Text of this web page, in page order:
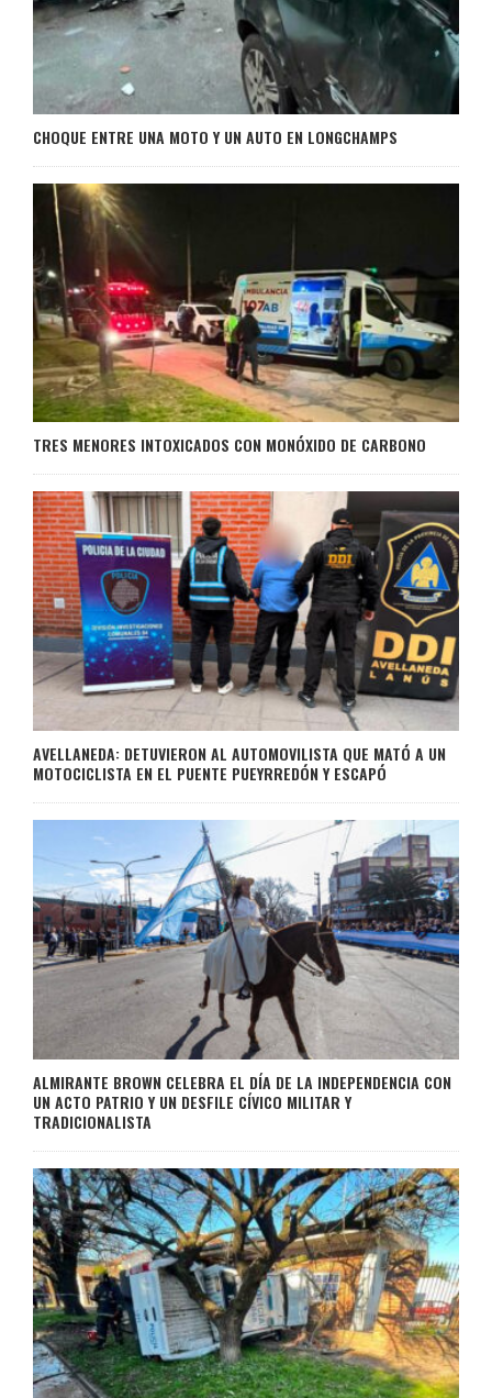
CHOQUE ENTRE UNA MOTO Y UN AUTO EN LONGCHAMPS
TRES MENORES INTOXICADOS CON MONÓXIDO DE CARBONO
AVELLANEDA: DETUVIERON AL AUTOMOVILISTA QUE MATÓ A UN
MOTOCICLISTA EN EL PUENTE PUEYRREDÓN Y ESCAPÓ
ALMIRANTE BROWN CELEBRA EL DÍA DE LA INDEPENDENCIA CON
UN ACTO PATRIO Y UN DESFILE CÍVICO MILITAR Y
TRADICIONALISTA